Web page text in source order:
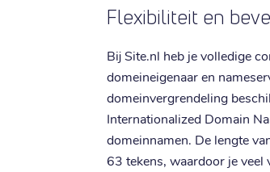
Flexibiliteit en
Bij Site.nl heb je volledige
domeineigenaar en
domeinvergrendeling
Internationalized Domain
domeinnamen. De lengte
63 tekens, waardoor je